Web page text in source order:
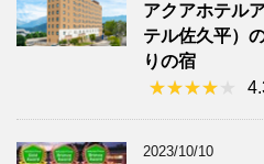
アクアホテル
テル佐久平）
りの宿
2023/10/10